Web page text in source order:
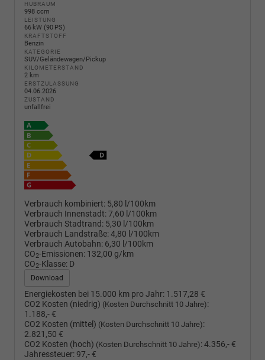
HUBRAUM
998 ccm
LEISTUNG
66 kW (90 PS)
KRAFTSTOFF
Benzin
KATEGORIE
SUV/Geländewagen/Pickup
KILOMETERSTAND
2 km
ERSTZULASSUNG
04.06.2026
ZUSTAND
unfallfrei
Verbrauch kombiniert: 5,80 l/100km
Verbrauch Innenstadt:7,60 l/100km
Verbrauch Stadtrand: 5,30 l/100km
Verbrauch Landstraße:4,80 l/100km
Verbrauch Autobahn: 6,30 l/100km
CO2-Emissionen: 132,00 g/km
CO2-Klasse: D
Download
Energiekosten bei 15.000 km pro Jahr: 1.517,28 €
CO2 Kosten (niedrig) (Kosten Durchschnitt 10 Jahre):
1.188,- €
CO2 Kosten (mittel) (Kosten Durchschnitt 10 Jahre):
2.821,50 €
CO2 Kosten (hoch) (Kosten Durchschnitt 10 Jahre):4.356,- €
Jahressteuer: 97,- €